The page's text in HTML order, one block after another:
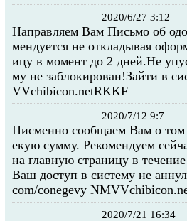
2020/6/27 3:12
Направляем Вам Письмо об
мендуется не откладывая
ицу в момент до 2 дней.Не
му не заблокирован!Зайти в
VVchibicon.netRKKF
2020/7/12 9:7
Писменно сообщаем Вам о том
екую сумму. Рекомендуем
на главную страницу в
Ваш доступ в систему не
com/conegevy
2020/7/21 16:34